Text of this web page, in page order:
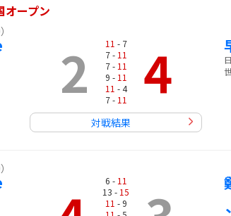
オープン
2 11 - 7
7 - 11
7 - 11
9 - 11
11 - 4
7 - 11 4
対戦結果
6 - 11
13 - 15
11 - 9